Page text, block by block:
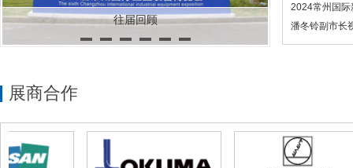
往届回顾
2024常州国
潘冬铃副市长
展商合作